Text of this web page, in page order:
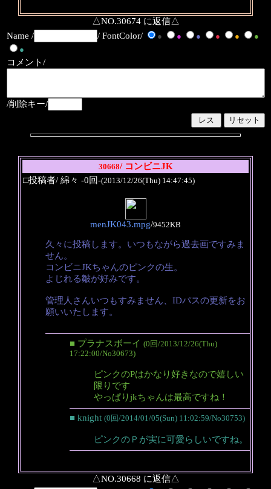
△NO.30674 に返信△
Name /
/ FontColor/ ● ● ● ● ●
●
●
コメント/
/削除キー/
30668/ コンビニJK
□投稿者/ 綿々 -0回-(2013/12/26(Thu) 14:47:45)
menJK043.mpg/9452KB
久々に投稿します。いつもながら過去画ですみま
せん。
コンビニJKちゃんのピンクの生。
よじれる皺が好みです。
管理人さんいつもすみません、IDパスの更新をお
願いいたします。
■ プラナスボーイ (0回/2013/12/26(Thu)
17:22:00/No30673)
ピンクのPはかなり好きなので嬉しい
限りです
やっぱりjkちゃんは最高ですね！
■ knight (0回/2014/01/05(Sun) 11:02:59/No30753)
ピンクのＰが実に可愛らしいですね。
△NO.30668 に返信△